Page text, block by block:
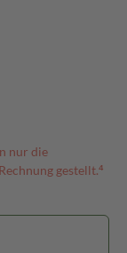
nur die
gestellt.⁴